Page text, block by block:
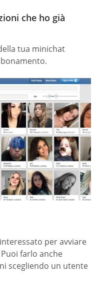
che ho già
tua minichat
per avviare
farlo anche
scegliendo un utente